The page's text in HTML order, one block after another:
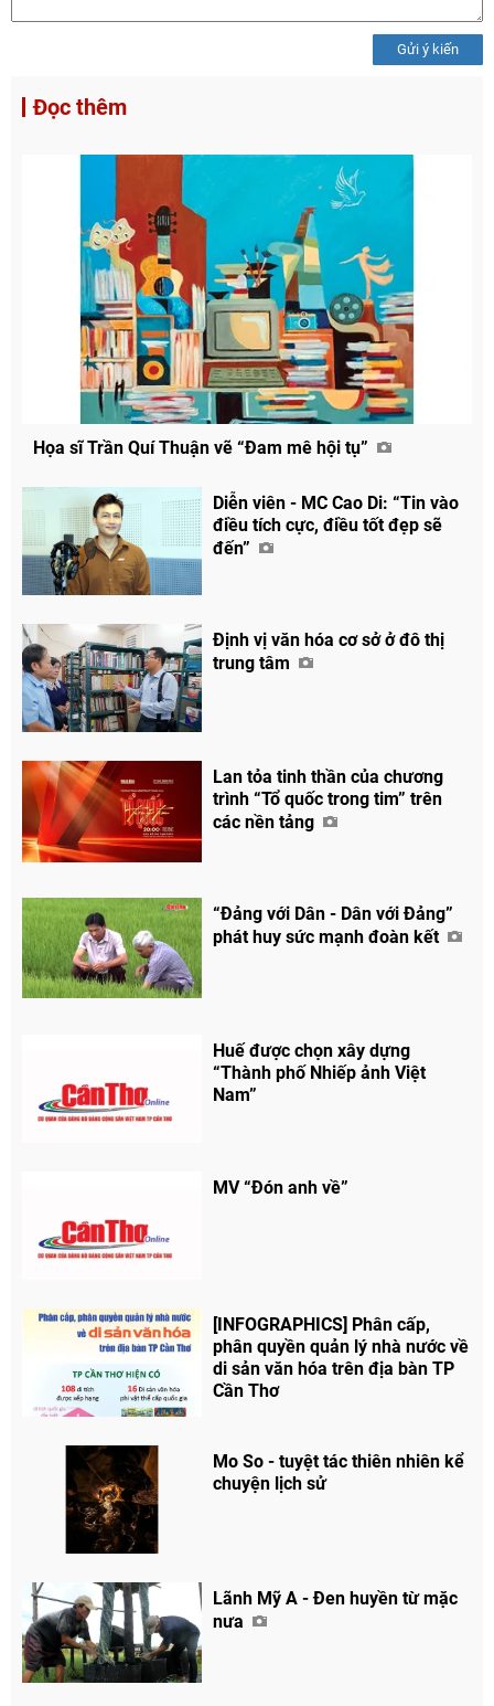
Facebook
Gửi ý kiến
Đọc thêm
Họa sĩ Trần Quí Thuận vẽ “Đam mê hội tụ”
Diễn viên - MC Cao Di: “Tin vào
điều tích cực, điều tốt đẹp sẽ
đến”
Định vị văn hóa cơ sở ở đô thị
trung tâm
Lan tỏa tinh thần của chương
trình “Tổ quốc trong tim” trên
các nền tảng
“Đảng với Dân - Dân với Đảng”
phát huy sức mạnh đoàn kết
Huế được chọn xây dựng
“Thành phố Nhiếp ảnh Việt
Nam”
MV “Đón anh về”
[INFOGRAPHICS] Phân cấp,
phân quyền quản lý nhà nước về
di sản văn hóa trên địa bàn TP
Cần Thơ
Mo So - tuyệt tác thiên nhiên kể
chuyện lịch sử
Lãnh Mỹ A - Đen huyền từ mặc
nưa